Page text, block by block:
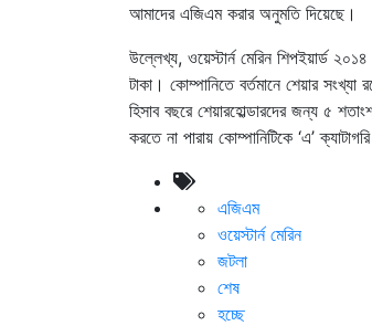
আমাদের এজিএম করার অনুমতি দিয়েছে।
উল্লেখ্য, ওয়েস্টার্ন মেরিন শিপইয়ার্ড
টাকা। কোম্পানিতে বর্তমানে শেয়ার
হিসাব বছরে শেয়ারহোল্ডারদের জন্য ৫
করতে না পারায় কোম্পানিটিকে ‘এ’
এজিএম
ওয়েস্টার্ন মেরিন
জটলা
শেষ
হচ্ছে